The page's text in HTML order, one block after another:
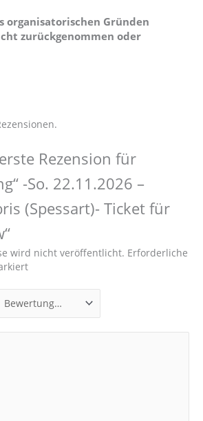
organisatorischen Gründen
zurückgenommen oder
Rezension für
-So. 22.11.2026 –
(Spessart)- Ticket für
wird nicht veröffentlicht. Erforderliche